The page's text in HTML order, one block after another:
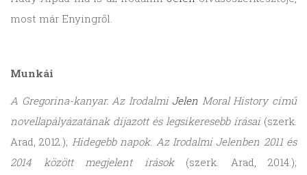
most már Enyingről.
Munkái
A Gregorina-kanyar. Az Irodalmi Jelen Moral History című
novellapályázatának díjazott és legsikeresebb írásai(szerk.
Arad, 2012.); Hidegebb napok. Az Irodalmi Jelenben 2011 és
2014 között megjelent írások (szerk. Arad, 2014.);